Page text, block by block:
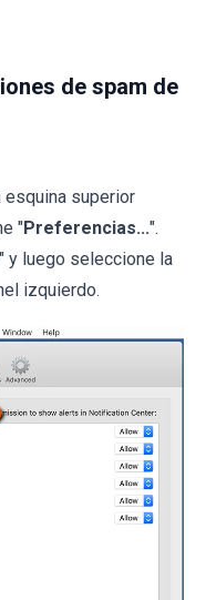
de spam de
esquina superior
"Preferencias...".
" y luego seleccione la
izquierdo.